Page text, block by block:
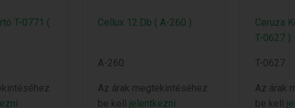
T-0771 (
Cellux 12.Db ( A-260 )
A-260
Az árak megtekintéséhez
be kell jelentkezni
Ceruza
T-0627 )
T-0627
Az árak
be kell